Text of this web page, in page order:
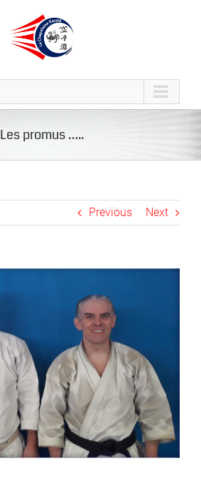
Les promus …..
Previous Next